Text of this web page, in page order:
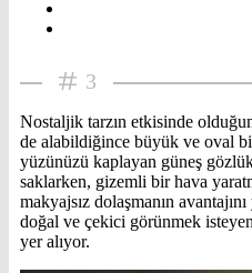
3
Nostaljik tarzın etkisinde
de alabildiğince büyük ve oval
yüzünüzü kaplayan güneş
saklarken, gizemli bir hava
makyajsız dolaşmanın
doğal ve çekici görünmek
yer alıyor.